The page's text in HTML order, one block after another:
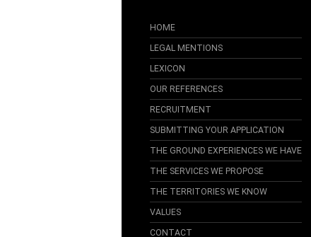
HOME
LEGAL MENTIONS
LEXICON
OUR REFERENCES
RECRUITMENT
SUBMITTING YOUR APPLICATION
THE GROUND EXPERIENCES WE HAVE
THE SERVICES WE PROPOSE
THE TERRITORIES WE KNOW
VALUES
CONTACT